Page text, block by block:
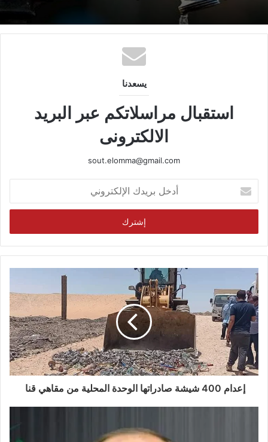
يسعدنا
استقبال مراسلاتكم عبر البريد
الالكترونى
sout.elomma@gmail.com
بريدك
الإلكتروني
إعدام 400 شيشة صادراتها الوحدة المحلية من مقاهي قنا